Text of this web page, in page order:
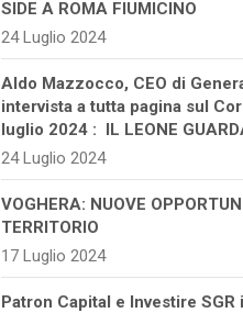
SIDE A ROMA FIUMICINO
24 Luglio 2024
Aldo Mazzocco, CEO di
intervista a tutta pagina sul
luglio 2024 : IL LEONE
24 Luglio 2024
VOGHERA: NUOVE
TERRITORIO
17 Luglio 2024
Patron Capital e Investire